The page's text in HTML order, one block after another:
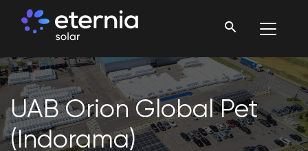
UAB Orion Global Pet
(Indorama)